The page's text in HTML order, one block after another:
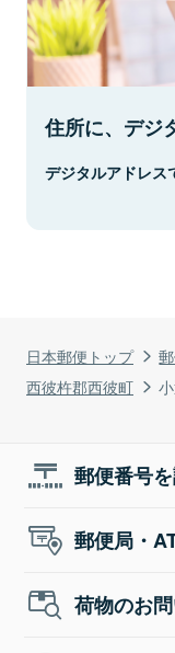
日本郵便トップ
西彼杵郡西彼町
住所に、デジ
デジタルアドレス
郵便番号
郵便局・
荷物のお